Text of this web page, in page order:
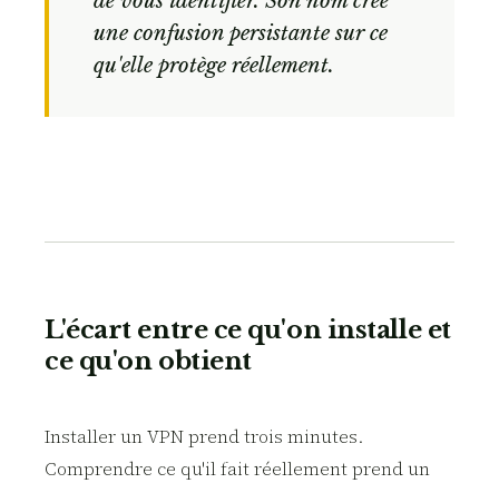
une confusion persistante sur ce
qu'elle protège réellement.
L'écart entre ce qu'on installe et
ce qu'on obtient
Installer un VPN prend trois minutes.
Comprendre ce qu'il fait réellement prend un